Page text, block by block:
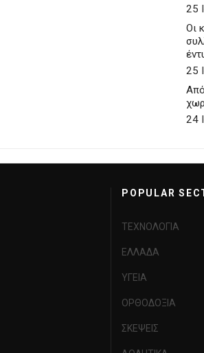
25
Οι
25
24
POPULAR
ΤΕΧΝΟΛΟΓΙΑ
ΕΛΛΑΔΑ
ΥΓΕΙΑ
ΟΡΘΟΔΟΞΙΑ
ΣΚΕΨΕΙΣ